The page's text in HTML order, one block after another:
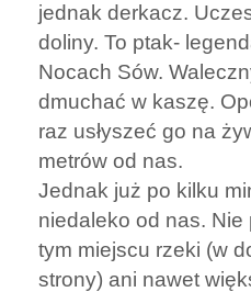
jednak derkacz.
doliny. To ptak-
Nocach Sów.
dmuchać w kaszę.
raz usłyszeć go na
metrów od nas.
Jednak już po kilku
niedaleko od nas. Nie
tym miejscu rzeki (w
strony) ani nawet